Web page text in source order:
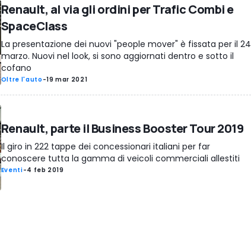
Renault, al via gli ordini per Trafic Combi e
SpaceClass
La presentazione dei nuovi "people mover" è fissata per il 24
marzo. Nuovi nel look, si sono aggiornati dentro e sotto il
cofano
Oltre l'auto -19 mar 2021
Renault, parte il Business Booster Tour 2019
Il giro in 222 tappe dei concessionari italiani per far
conoscere tutta la gamma di veicoli commerciali allestiti
Eventi-4 feb 2019